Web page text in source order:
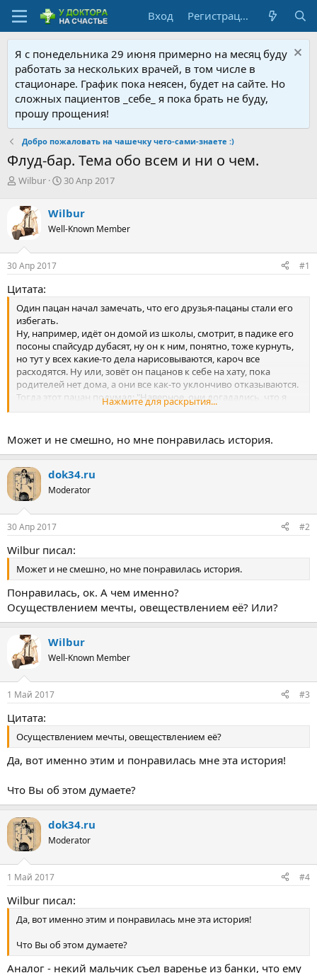
Вход Регистрация
Я с понедельника 29 июня примерно на месяц буду
работать за нескольких врачей, в том числе в
стационаре. График пока неясен, будет на сайте. Но
сложных пациентов _себе_ я пока брать не буду,
прошу прощения!
Добро пожаловать на чашечку чего-сами-знаете :)
Флуд-бар. Тема обо всем и ни о чем.
А
т
о
р
т
е
м
Wilbur
Д
а
н
ч
а
30 Апр 2017
Wilbur
Well-Known Member
30 Апр 2017 #1
Цитата:
Один пацан начал замечать, что его друзья-пацаны стали его
избегать.
Ну, например, идёт он домой из школы, смотрит, в падике его
посоны спайсудр дубасят, ну он к ним, понятно, тоже курнуть,
но тут у всех какие-то дела нарисовываются, кароч все
расходятся. Ну или, зовёт он пацанов к себе на хату, пока
родителей нет дома, а они все как-то уклончиво отказываются.
Тогда этот пацан подумал: "Наверное, они догадались, что я
гей*, поэтому со мной не тусят", – и, раз уж терять нечего,
его пацаны стоят. "Ну всё, отдрят теперь" – думает. А пацаны
теперь мы знаем, что ты тоже гей*" - и обняли его.
Нажмите для раскрытия...
Может и не смешно, но мне понравилась история.
dok34.ru
Moderator
30 Апр 2017 #2
Wilbur писал:
Может и не смешно, но мне понравилась история.
Понравилась, ок. А чем именно?
Осуществлением мечты, овеществлением её? Или?
Wilbur
Well-Known Member
1 Май 2017 #3
Цитата:
Осуществлением мечты, овеществлением её?
Да, вот именно этим и понравилась мне эта история!
Что Вы об этом думаете?
dok34.ru
Moderator
1 Май 2017 #4
Wilbur писал:
Да, вот именно этим и понравилась мне эта история!
Что Вы об этом думаете?
Аналог - некий мальчик съел варенье из банки, что ему